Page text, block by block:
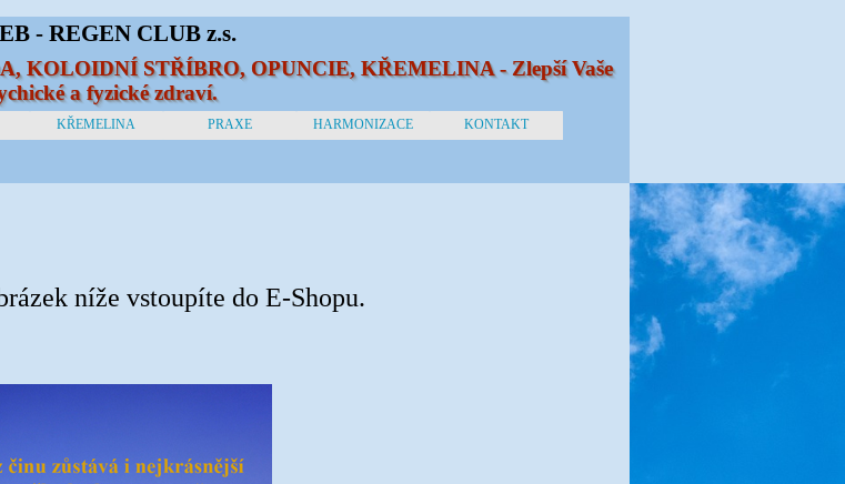
KŘEMELINA PRAXE HARMONIZACE
KONTAKT
KOLOIDNÍ STŘÍBRO, OPUNCIE, KŘEMELINA - Zlepší Vaše
a fyzické zdraví.
- REGEN CLUB z.s.
níže vstoupíte do E-Shopu.